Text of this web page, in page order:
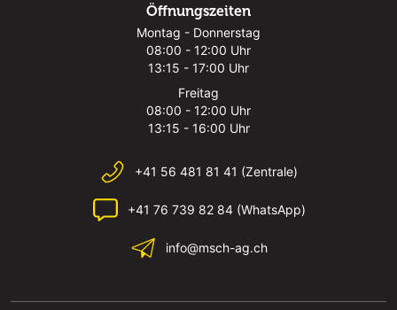
Öffnungszeiten
Montag - Donnerstag
08:00 - 12:00 Uhr
13:15 - 17:00 Uhr
Freitag
08:00 - 12:00 Uhr
13:15 - 16:00 Uhr
+41 56 481 81 41 (Zentrale)
+41 76 739 82 84 (WhatsApp)
info@msch-ag.ch